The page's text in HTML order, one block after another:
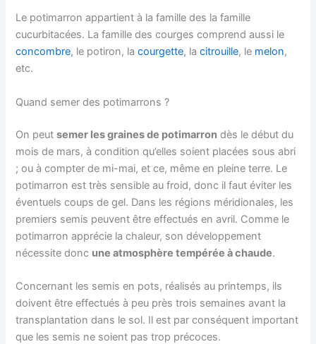
Le potimarron appartient à la famille des la famille
cucurbitacées. La famille des courges comprend aussi le
concombre, le potiron, lacourgette, lacitrouille, le melon,
etc.
Quand semer des potimarrons ?
On peutsemer les graines de potimarron dès le début du
mois de mars, à condition qu’elles soient placées sous abri
; ou à compter de mi-mai, et ce, même en pleine terre. Le
potimarron est très sensible au froid, donc il faut éviter les
éventuels coups de gel. Dans les régions méridionales, les
premiers semis peuvent être effectués en avril. Comme le
potimarron apprécie la chaleur, son développement
nécessite donc une atmosphère tempérée à chaude.
Concernant les semis en pots, réalisés au printemps, ils
doivent être effectués à peu près trois semaines avant la
transplantation dans le sol. Il est par conséquent important
que les semis ne soient pas trop précoces.